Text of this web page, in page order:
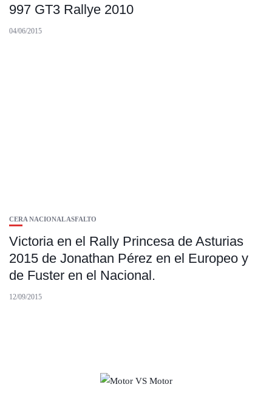
997 GT3 Rallye 2010
04/06/2015
CERA NACIONAL ASFALTO
Victoria en el Rally Princesa de Asturias
2015 de Jonathan Pérez en el Europeo y
de Fuster en el Nacional.
12/09/2015